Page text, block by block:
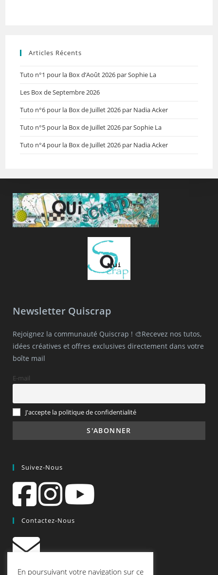
Articles Récents
Tuto n°1 pour la Box d’Août 2026 par Sophie La
Les Box de Septembre 2026
Tuto n°6 pour la Box de Juillet 2026 par Nadia Acker
Tuto n°5 pour la Box de Juillet 2026 par Sophie La
Tuto n°4 pour la Box de Juillet 2026 par Nadia Acker
Newsletter Quiscrap
Rejoignez la communauté Quiscrap ! 🎨Recevez nos tutos,
idées créatives et offres exclusives directement dans votre
boîte mail
E-mail
J'accepte la politique de confidentialité
Suivez-Nous
Contactez-Nous
contact@quiscrap.fr
En poursuivant votre navigation sur ce